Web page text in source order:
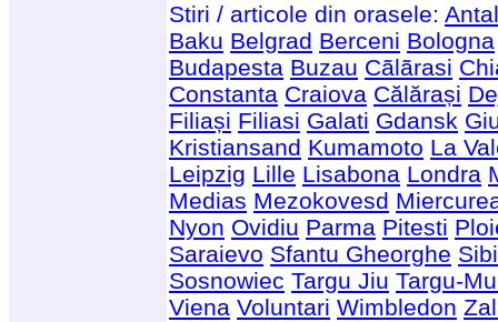
Stiri / articole din orasele:
Baku Belgrad Berceni Bologna
Budapesta Buzau Cãlãrasi
Constanta Craiova Călărași
Filiași Filiasi Galati Gdansk
Kristiansand Kumamoto La
Leipzig Lille Lisabona Londra
Medias Mezokovesd
Nyon Ovidiu Parma Pitesti
Saraievo Sfantu Gheorghe
Sosnowiec Targu Jiu Targu-
Viena Voluntari Wimbledon